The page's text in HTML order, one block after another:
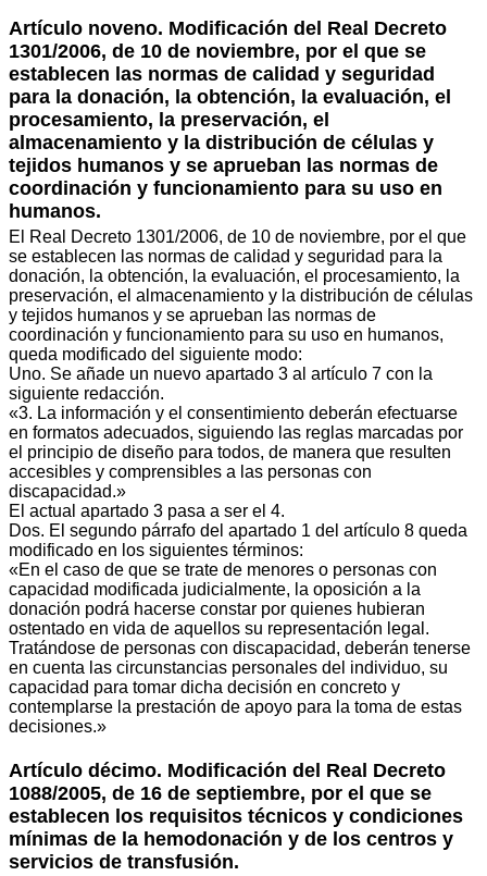
Artículo noveno. Modificación del Real Decreto
1301/2006, de 10 de noviembre, por el que se
establecen las normas de calidad y seguridad
para la donación, la obtención, la evaluación, el
procesamiento, la preservación, el
almacenamiento y la distribución de células y
tejidos humanos y se aprueban las normas de
coordinación y funcionamiento para su uso en
humanos.
El Real Decreto 1301/2006, de 10 de noviembre, por el que
se establecen las normas de calidad y seguridad para la
donación, la obtención, la evaluación, el procesamiento, la
preservación, el almacenamiento y la distribución de células
y tejidos humanos y se aprueban las normas de
coordinación y funcionamiento para su uso en humanos,
queda modificado del siguiente modo:
Uno. Se añade un nuevo apartado 3 al artículo 7 con la
siguiente redacción.
«3. La información y el consentimiento deberán efectuarse
en formatos adecuados, siguiendo las reglas marcadas por
el principio de diseño para todos, de manera que resulten
accesibles y comprensibles a las personas con
discapacidad.»
El actual apartado 3 pasa a ser el 4.
Dos. El segundo párrafo del apartado 1 del artículo 8 queda
modificado en los siguientes términos:
«En el caso de que se trate de menores o personas con
capacidad modificada judicialmente, la oposición a la
donación podrá hacerse constar por quienes hubieran
ostentado en vida de aquellos su representación legal.
Tratándose de personas con discapacidad, deberán tenerse
en cuenta las circunstancias personales del individuo, su
capacidad para tomar dicha decisión en concreto y
contemplarse la prestación de apoyo para la toma de estas
decisiones.»
Artículo décimo. Modificación del Real Decreto
1088/2005, de 16 de septiembre, por el que se
establecen los requisitos técnicos y condiciones
mínimas de la hemodonación y de los centros y
servicios de transfusión.